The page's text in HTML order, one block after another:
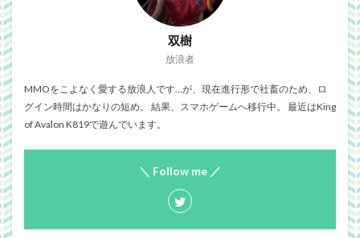
双樹
放浪者
MMOをこよなく愛する放浪人です…が、現在進行形で社畜のため、ロ
グイン時間はかなりの短め。 結果、スマホゲームへ移行中。 最近はKing
of Avalon K819で遊んでいます。
＼ Follow me ／